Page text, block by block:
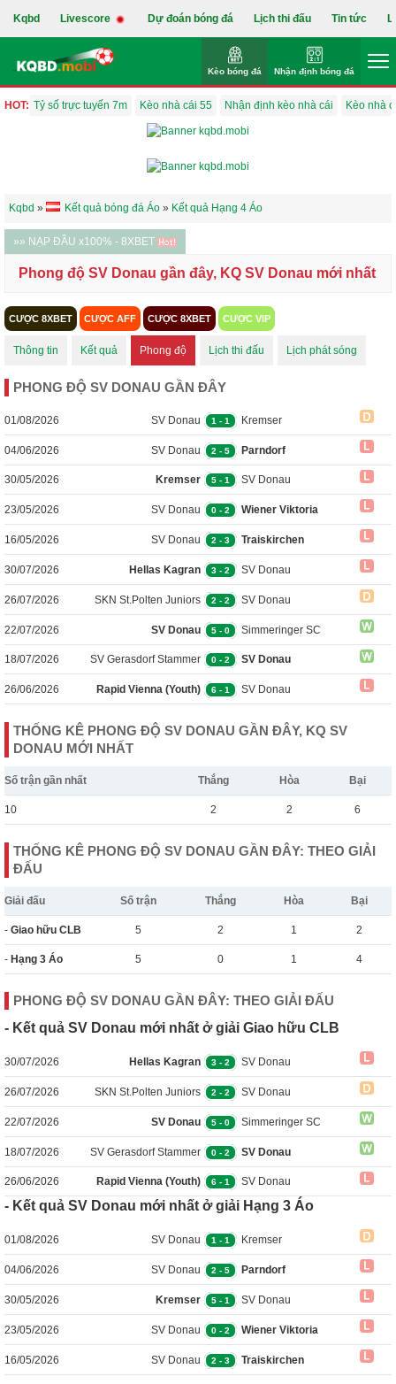
Kqbd Livescore Dự đoán bóng đá Lịch thi đấu Tin tức
Kèo bóng đá Nhận định bóng đá
HOT: Tỷ số trực tuyến 7m Kèo nhà cái 55 Nhận định kèo nhà cái Kèo nhà
Kqbd » Kết quả bóng đá Áo » Kết quả Hạng 4 Áo
»» NẠP ĐẦU x100% - 8XBET
Phong độ SV Donau gần đây, KQ SV Donau mới nhất
CƯỢC 8XBET CƯỢC AFF CƯỢC 8XBET CƯỢC VIP
Thông tin Kết quả Phong độ Lịch thi đấu Lịch phát sóng
PHONG ĐỘ SV DONAU GẦN ĐÂY
01/08/2026 SV Donau 1 -1 Kremser
04/06/2026 SV Donau 2 -5 Parndorf
30/05/2026 Kremser 5 -1 SV Donau
23/05/2026 SV Donau 0 -2 Wiener Viktoria
16/05/2026 SV Donau 2 -3 Traiskirchen
30/07/2026 Hellas Kagran 3 -2 SV Donau
26/07/2026 SKN St.Polten Juniors 2 -2 SV Donau
22/07/2026 SV Donau 5 -0 Simmeringer SC
18/07/2026 SV Gerasdorf Stammer 0 -2 SV Donau
26/06/2026 Rapid Vienna (Youth) 6 -1 SV Donau
THỐNG KÊ PHONG ĐỘ SV DONAU GẦN ĐÂY, KQ SV
DONAU MỚI NHẤT
Số trận gần nhất Thắng Hòa Bại
10 2 2 6
THỐNG KÊ PHONG ĐỘ SV DONAU GẦN ĐÂY: THEO GIẢI
ĐẤU
Giải đấu Số trận Thắng Hòa Bại
- Giao hữu CLB 5 2 1 2
- Hạng 3 Áo 5 0 1 4
PHONG ĐỘ SV DONAU GẦN ĐÂY: THEO GIẢI ĐẤU
- Kết quả SV Donau mới nhất ở giải Giao hữu CLB
30/07/2026 Hellas Kagran 3 -2 SV Donau
26/07/2026 SKN St.Polten Juniors 2 -2 SV Donau
22/07/2026 SV Donau 5 -0 Simmeringer SC
18/07/2026 SV Gerasdorf Stammer 0 -2 SV Donau
26/06/2026 Rapid Vienna (Youth) 6 -1 SV Donau
- Kết quả SV Donau mới nhất ở giải Hạng 3 Áo
01/08/2026 SV Donau 1 -1 Kremser
04/06/2026 SV Donau 2 -5 Parndorf
30/05/2026 Kremser 5 -1 SV Donau
23/05/2026 SV Donau 0 -2 Wiener Viktoria
16/05/2026 SV Donau 2 -3 Traiskirchen